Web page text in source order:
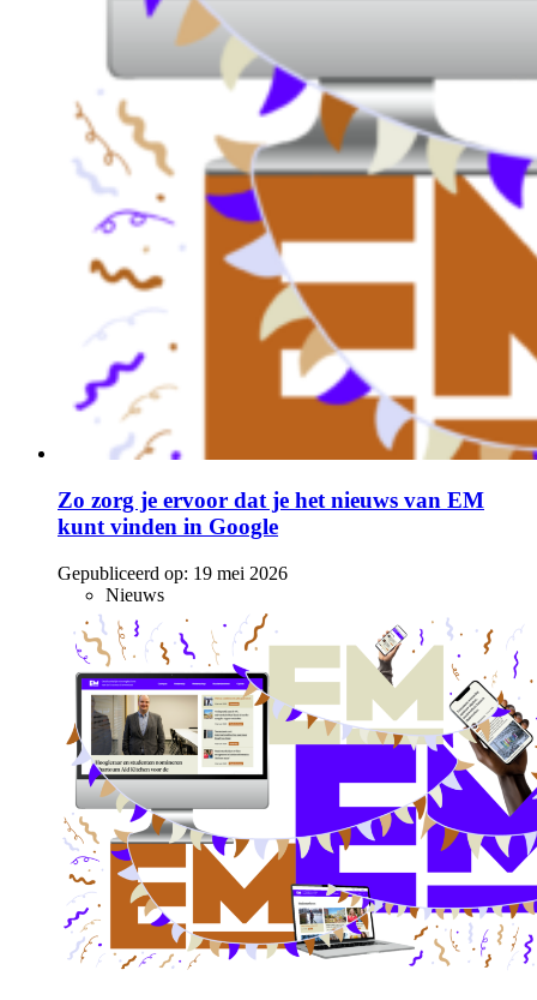
Zo zorg je ervoor dat je het nieuws van EM
kunt vinden in Google
Gepubliceerd op: 19 mei 2026
Nieuws